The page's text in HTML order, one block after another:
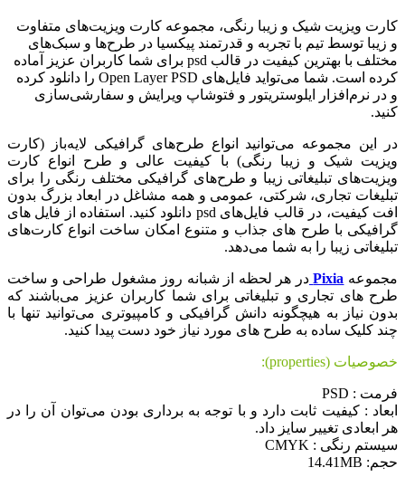
کارت ویزیت شیک و زیبا رنگی، مجموعه کارت ویزیت‌های متفاوت
و زیبا توسط تیم با تجربه و قدرتمند پیکسیا در طرح‌ها و سبک‌های
مختلف با بهترین کیفیت در قالب psd برای شما کاربران عزیز آماده
کرده است. شما می‌تواید فایل‌های Open Layer PSD را دانلود کرده
و در نرم‌افزار ایلوستریتور و فتوشاپ ویرایش و سفارشی‌سازی
کنید.
در این مجموعه می‌توانید انواع طرح‌های گرافیکی لایه‌باز (کارت
ویزیت شیک و زیبا رنگی) با کیفیت عالی و طرح انواع کارت
ویزیت‌های تبلیغاتی زیبا و طرح‌های گرافیکی مختلف رنگی را برای
تبلیغات تجاری، شرکتی، عمومی و همه مشاغل در ابعاد بزرگ بدون
افت کیفیت، در قالب فایل‌های psd دانلود کنید. استفاده از فایل های
گرافیکی با طرح های جذاب و متنوع امکان ساخت انواع کارت‌های
تبلیغاتی زیبا را به شما می‌دهد.
مجموعه Pixia در هر لحظه از شبانه روز مشغول طراحی و ساخت
طرح های تجاری و تبلیغاتی برای شما کاربران عزیز می‌باشند که
بدون نیاز به هیچگونه دانش گرافیکی و کامپیوتری می‌توانید تنها با
چند کلیک ساده به طرح های مورد نیاز خود دست پیدا کنید.
خصوصیات (properties):
فرمت : PSD
ابعاد : کیفیت ثابت دارد و با توجه به برداری بودن می‌توان آن را در
هر ابعادی تغییر سایز داد.
سیستم رنگی : CMYK
حجم: 14.41MB